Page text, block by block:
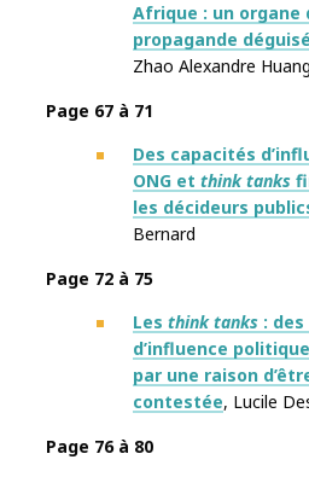
Afrique : un organe
propagande
Zhao Alexandre Huang
Page 67 à 71
Des capacités
ONG et think tanks
les décideurs
Bernard
Page 72 à 75
Les think tanks :
d’influence
par une raison
contestée, Lucile
Page 76 à 80